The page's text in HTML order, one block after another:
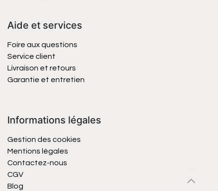
Aide et services
Foire aux questions
Service client
Livraison et retours
Garantie et entretien
Informations légales
Gestion des cookies
Mentions légales
Contactez-nous
CGV
Blog